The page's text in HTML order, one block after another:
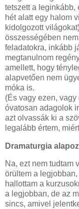
tetszett a leginkább,
hét alatt egy halom
kidolgozott
összességében
feladatokra, inkább
megtanulnom
amellett, hogy
alapvetően nem
móka is.
(És vagy ezen, vagy
óvatosan adagolok
azt olvassák ki a
legalább értem,
Dramaturgia
Na, ezt nem tudtam
örültem a
hallottam a
a legjobban, de az
sincs, amivel